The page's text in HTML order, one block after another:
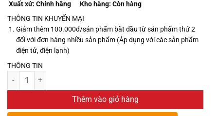
Xuất xứ: Chính hãng
Kho hàng: Còn hàng
THÔNG TIN KHUYẾN MẠI
Giảm thêm 100.000đ/sản phẩm bắt đầu từ sản phẩm thứ 2
đối với đơn hàng nhiều sản phẩm (Áp dụng với các sản phẩm
điện tử, điện lạnh)
THÔNG TIN
Thêm vào giỏ hàng